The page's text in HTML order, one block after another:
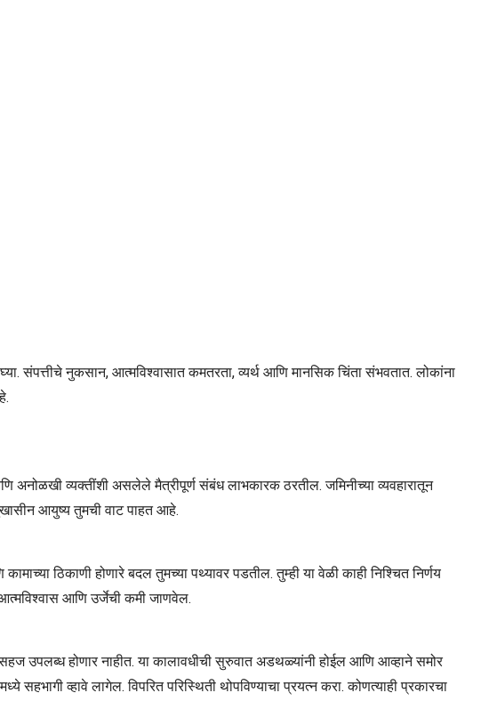
संपत्तीचे नुकसान, आत्मविश्वासात कमतरता, व्यर्थ आणि मानसिक चिंता संभवतात. लोकांना
अनोळखी व्यक्तींशी असलेले मैत्रीपूर्ण संबंध लाभकारक ठरतील. जमिनीच्या व्यवहारातून
आयुष्य तुमची वाट पाहत आहे.
ठिकाणी होणारे बदल तुमच्या पथ्यावर पडतील. तुम्ही या वेळी काही निश्चित निर्णय
आणि उर्जेची कमी जाणवेल.
उपलब्ध होणार नाहीत. या कालावधीची सुरुवात अडथळ्यांनी होईल आणि आव्हाने समोर
व्हावे लागेल. विपरित परिस्थिती थोपविण्याचा प्रयत्न करा. कोणत्याही प्रकारचा